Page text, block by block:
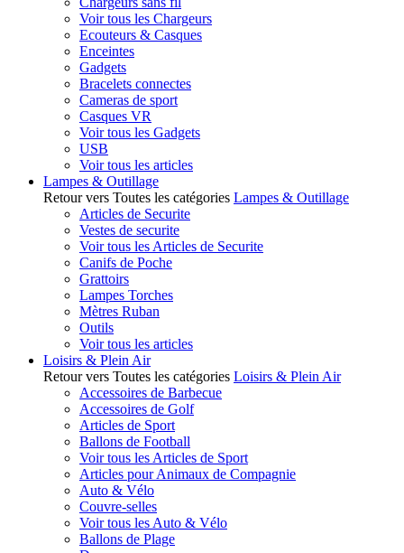
Voir tous les Chargeurs
Ecouteurs & Casques
Enceintes
Gadgets
Bracelets connectes
Cameras de sport
Casques VR
Voir tous les Gadgets
USB
Voir tous les articles
Lampes & Outillage
Retour vers Toutes les catégories Lampes & Outillage
Articles de Securite
Vestes de securite
Voir tous les Articles de Securite
Canifs de Poche
Grattoirs
Lampes Torches
Mètres Ruban
Outils
Voir tous les articles
Loisirs & Plein Air
Retour vers Toutes les catégories Loisirs & Plein Air
Accessoires de Barbecue
Accessoires de Golf
Articles de Sport
Ballons de Football
Voir tous les Articles de Sport
Articles pour Animaux de Compagnie
Auto & Vélo
Couvre-selles
Voir tous les Auto & Vélo
Ballons de Plage